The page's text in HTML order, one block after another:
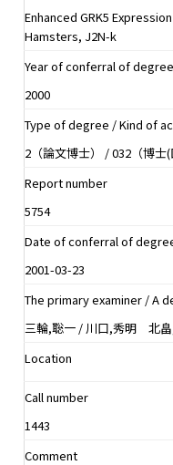
Enhanced GRK5
Hamsters, J2N-k
Year of conferral of
2000
Type of degree / Kind of
2（論文博士） / 032（博士(
Report number
5754
Date of conferral of
2001-03-23
The primary examiner / A
三輪,聡一 / 川口,秀明 北
Location
Call number
1443
Comment